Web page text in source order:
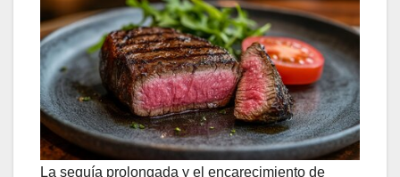
La sequía prolongada y el encarecimiento de